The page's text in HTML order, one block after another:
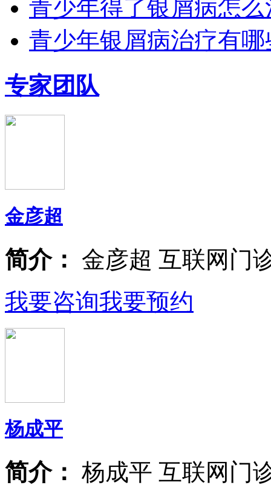
青少年得了银屑病怎么
青少年银屑病治疗有
专家团队
金彦超
简介：
金彦超 互联网门
我要咨询我要预约
杨成平
简介： 杨成平 互联网门